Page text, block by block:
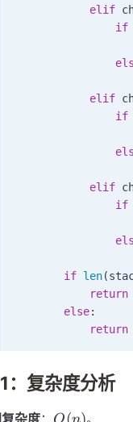
            elif
                if
            elif
                if
            elif
                if
        if
len
            return
        else
:
            return
：复杂度分析
O(n)